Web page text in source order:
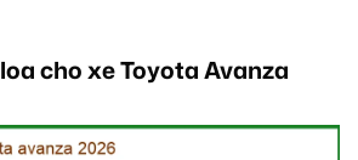
cho xe Toyota Avanza